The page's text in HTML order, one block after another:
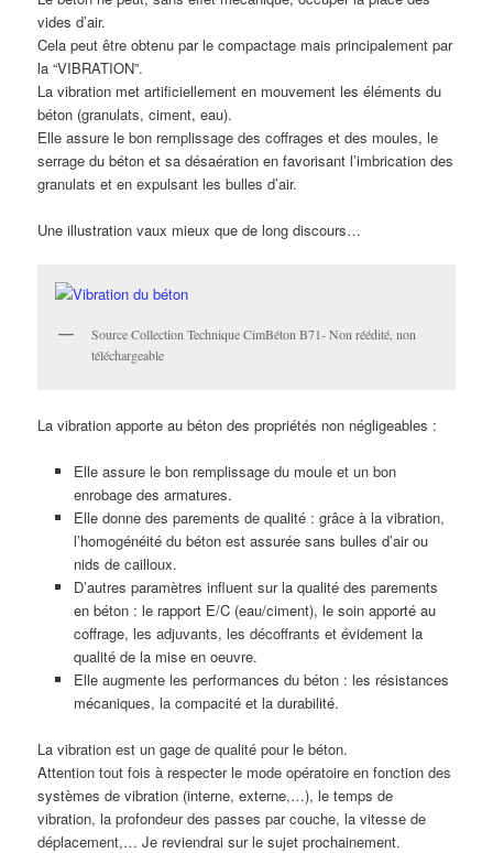
vides d’air.
Cela peut être obtenu par le compactage mais principalement par
la “VIBRATION”.
La vibration met artificiellement en mouvement les éléments du
béton (granulats, ciment, eau).
Elle assure le bon remplissage des coffrages et des moules, le
serrage du béton et sa désaération en favorisant l’imbrication des
granulats et en expulsant les bulles d’air.
Une illustration vaux mieux que de long discours…
Source Collection Technique CimBéton B71- Non réédité, non
téléchargeable
La vibration apporte au béton des propriétés non négligeables :
Elle assure le bon remplissage du moule et un bon
enrobage des armatures.
Elle donne des parements de qualité : grâce à la vibration,
l’homogénéité du béton est assurée sans bulles d’air ou
nids de cailloux.
D’autres paramètres influent sur la qualité des parements
en béton : le rapport E/C (eau/ciment), le soin apporté au
coffrage, les adjuvants, les décoffrants et évidement la
qualité de la mise en oeuvre.
Elle augmente les performances du béton : les résistances
mécaniques, la compacité et la durabilité.
La vibration est un gage de qualité pour le béton.
Attention tout fois à respecter le mode opératoire en fonction des
systèmes de vibration (interne, externe,…), le temps de
vibration, la profondeur des passes par couche, la vitesse de
déplacement,… Je reviendrai sur le sujet prochainement.